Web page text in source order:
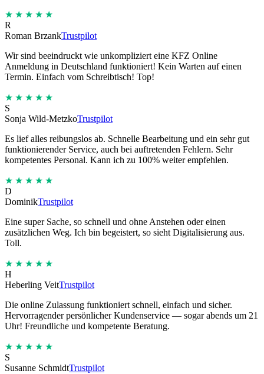
★★★★★
R
Roman BrzankTrustpilot
Wir sind beeindruckt wie unkompliziert eine KFZ Online
Anmeldung in Deutschland funktioniert! Kein Warten auf einen
Termin. Einfach vom Schreibtisch! Top!
★★★★★
S
Sonja Wild-MetzkoTrustpilot
Es lief alles reibungslos ab. Schnelle Bearbeitung und ein sehr gut
funktionierender Service, auch bei auftretenden Fehlern. Sehr
kompetentes Personal. Kann ich zu 100% weiter empfehlen.
★★★★★
D
DominikTrustpilot
Eine super Sache, so schnell und ohne Anstehen oder einen
zusätzlichen Weg. Ich bin begeistert, so sieht Digitalisierung aus.
Toll.
★★★★★
H
Heberling VeitTrustpilot
Die online Zulassung funktioniert schnell, einfach und sicher.
Hervorragender persönlicher Kundenservice — sogar abends um 21
Uhr! Freundliche und kompetente Beratung.
★★★★★
S
Susanne SchmidtTrustpilot